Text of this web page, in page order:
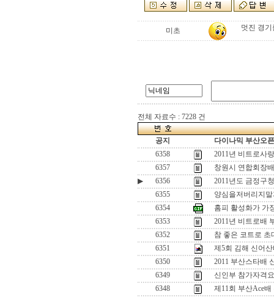
미초 멋진 경
전체 자료수 : 7228 건
공지
다이나믹 부산오
6358
2011년 비트로사
6357
창원시 연합회장
▶
6356
2011년도 금정구
6355
양심을저버리지
6354
홈피 활성화가 가
6353
2011년 비트로배
6352
참 좋은 코트로 초
6351
제5회 김해 신어
6350
2011 부산스타배
6349
신인부 참가자격
6348
제11회 부산Ace